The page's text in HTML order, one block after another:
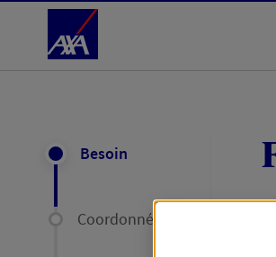
Accéder au Contenu
Besoin
Coordonnées